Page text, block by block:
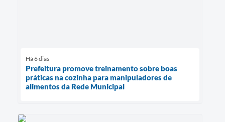
Há 6 dias
Prefeitura promove treinamento sobre boas
práticas na cozinha para manipuladores de
alimentos da Rede Municipal